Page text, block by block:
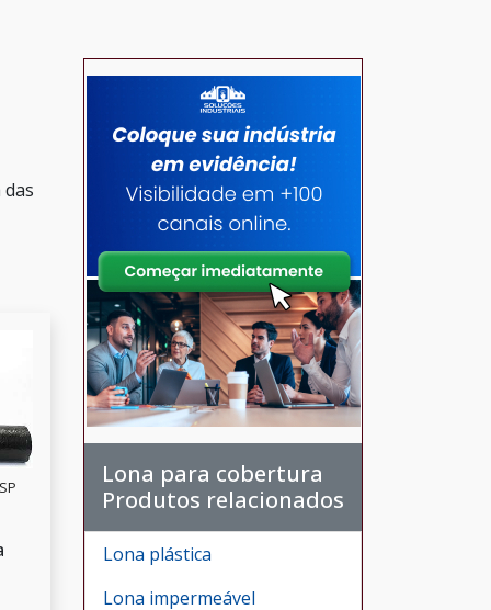
Lona para cobertura
Produtos relacionados
Lona plástica
Lona impermeável